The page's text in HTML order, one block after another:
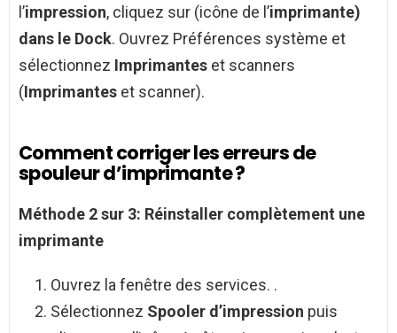
l’impression, cliquez sur (icône de l’imprimante)
dans le Dock. Ouvrez Préférences système et
sélectionnez Imprimantes et scanners
(Imprimantes et scanner).
Comment corriger les erreurs de
spouleur d’imprimante ?
Méthode 2 sur 3: Réinstaller complètement une
imprimante
Ouvrez la fenêtre des services. .
Sélectionnez Spooler d’impression puis